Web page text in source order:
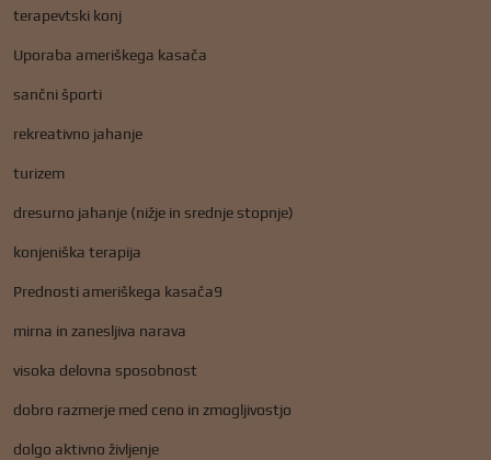
terapevtski konj
Uporaba ameriškega kasača
sančni športi
rekreativno jahanje
turizem
dresurno jahanje (nižje in srednje stopnje)
konjeniška terapija
Prednosti ameriškega kasača9
mirna in zanesljiva narava
visoka delovna sposobnost
dobro razmerje med ceno in zmogljivostjo
dolgo aktivno življenje